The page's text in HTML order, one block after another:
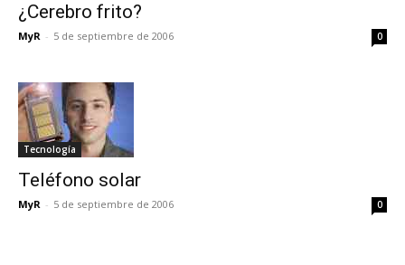
¿Cerebro frito?
MyR - 5 de septiembre de 2006 0
Tecnología
Teléfono solar
MyR - 5 de septiembre de 2006 0